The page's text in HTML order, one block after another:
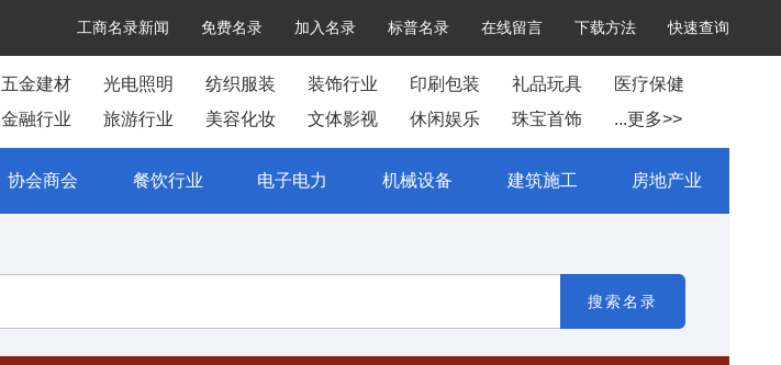
工商名录新闻 免费名录 加入名录 标普名录 在线留言 下载方法 快速查询
五金建材 光电照明 纺织服装 装饰行业 印刷包装 礼品玩具
医疗保健
金融行业 旅游行业 美容化妆 文体影视 休闲娱乐 珠宝首饰 ...更多>>
协会商会 餐饮行业 电子电力 机械设备 建筑施工 房地产业
搜索名录